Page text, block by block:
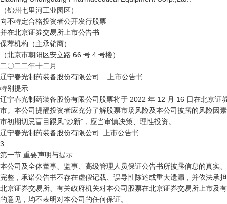
（锦州七里河工业园区）
向不特定合格投资者公开发行股票
并在北京证券交易所上市公告书
保荐机构（主承销商）
（北京市朝阳区安立路 66 号 4 号楼）
二〇二二年十二月
辽宁春光制药装备股份有限公司    上市公告书
特别提示
辽宁春光制药装备股份有限公司股票将于 2022 年 12 月 16 日在北京证
市。本公司提醒投资者应充分了解股票市场风险及本公司披露的风险因
市初期切忌盲目跟风“炒新”，应当审慎决策、理性投资。
辽宁春光制药装备股份有限公司  上市公告书
3
第一节 重要声明与提示
本公司及全体董事、监事、高级管理人员保证公告书所披露信息的真实
完整，承诺公告书不存在虚假记载、误导性陈述或重大遗漏，并依法承
北京证券交易所、有关政府机关对本公司股票在北京证券交易所上市及
的意见，均不表明对本公司的任何保证。